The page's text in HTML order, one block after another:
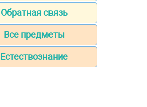
Обратная связь
Все предметы
Естествознание